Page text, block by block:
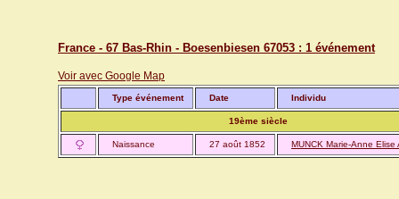
France - 67 Bas-Rhin - Boesenbiesen 67053 : 1 événement
Voir avec Google Map
Type événement Date Individu
19ème siècle
Naissance 27 août 1852 MUNCK Marie-Anne Elise